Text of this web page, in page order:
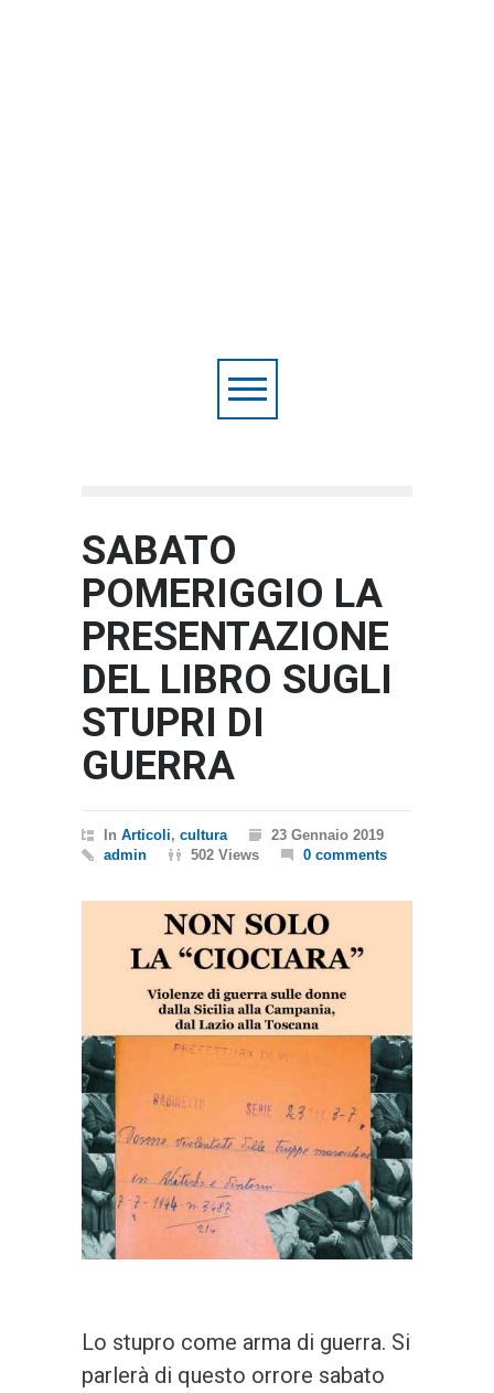
SABATO
POMERIGGIO LA
PRESENTAZIONE
DEL LIBRO SUGLI
STUPRI DI
GUERRA
In Articoli, cultura
23 Gennaio 2019
admin
502 Views 0 comments
Lo stupro come arma di guerra. Si
parlerà di questo orrore sabato